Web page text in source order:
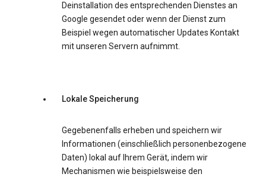
Deinstallation des entsprechenden Dienstes an
Google gesendet oder wenn der Dienst zum
Beispiel wegen automatischer Updates Kontakt
mit unseren Servern aufnimmt.
Lokale Speicherung
Gegebenenfalls erheben und speichern wir
Informationen (einschließlich personenbezogene
Daten) lokal auf Ihrem Gerät, indem wir
Mechanismen wie beispielsweise den